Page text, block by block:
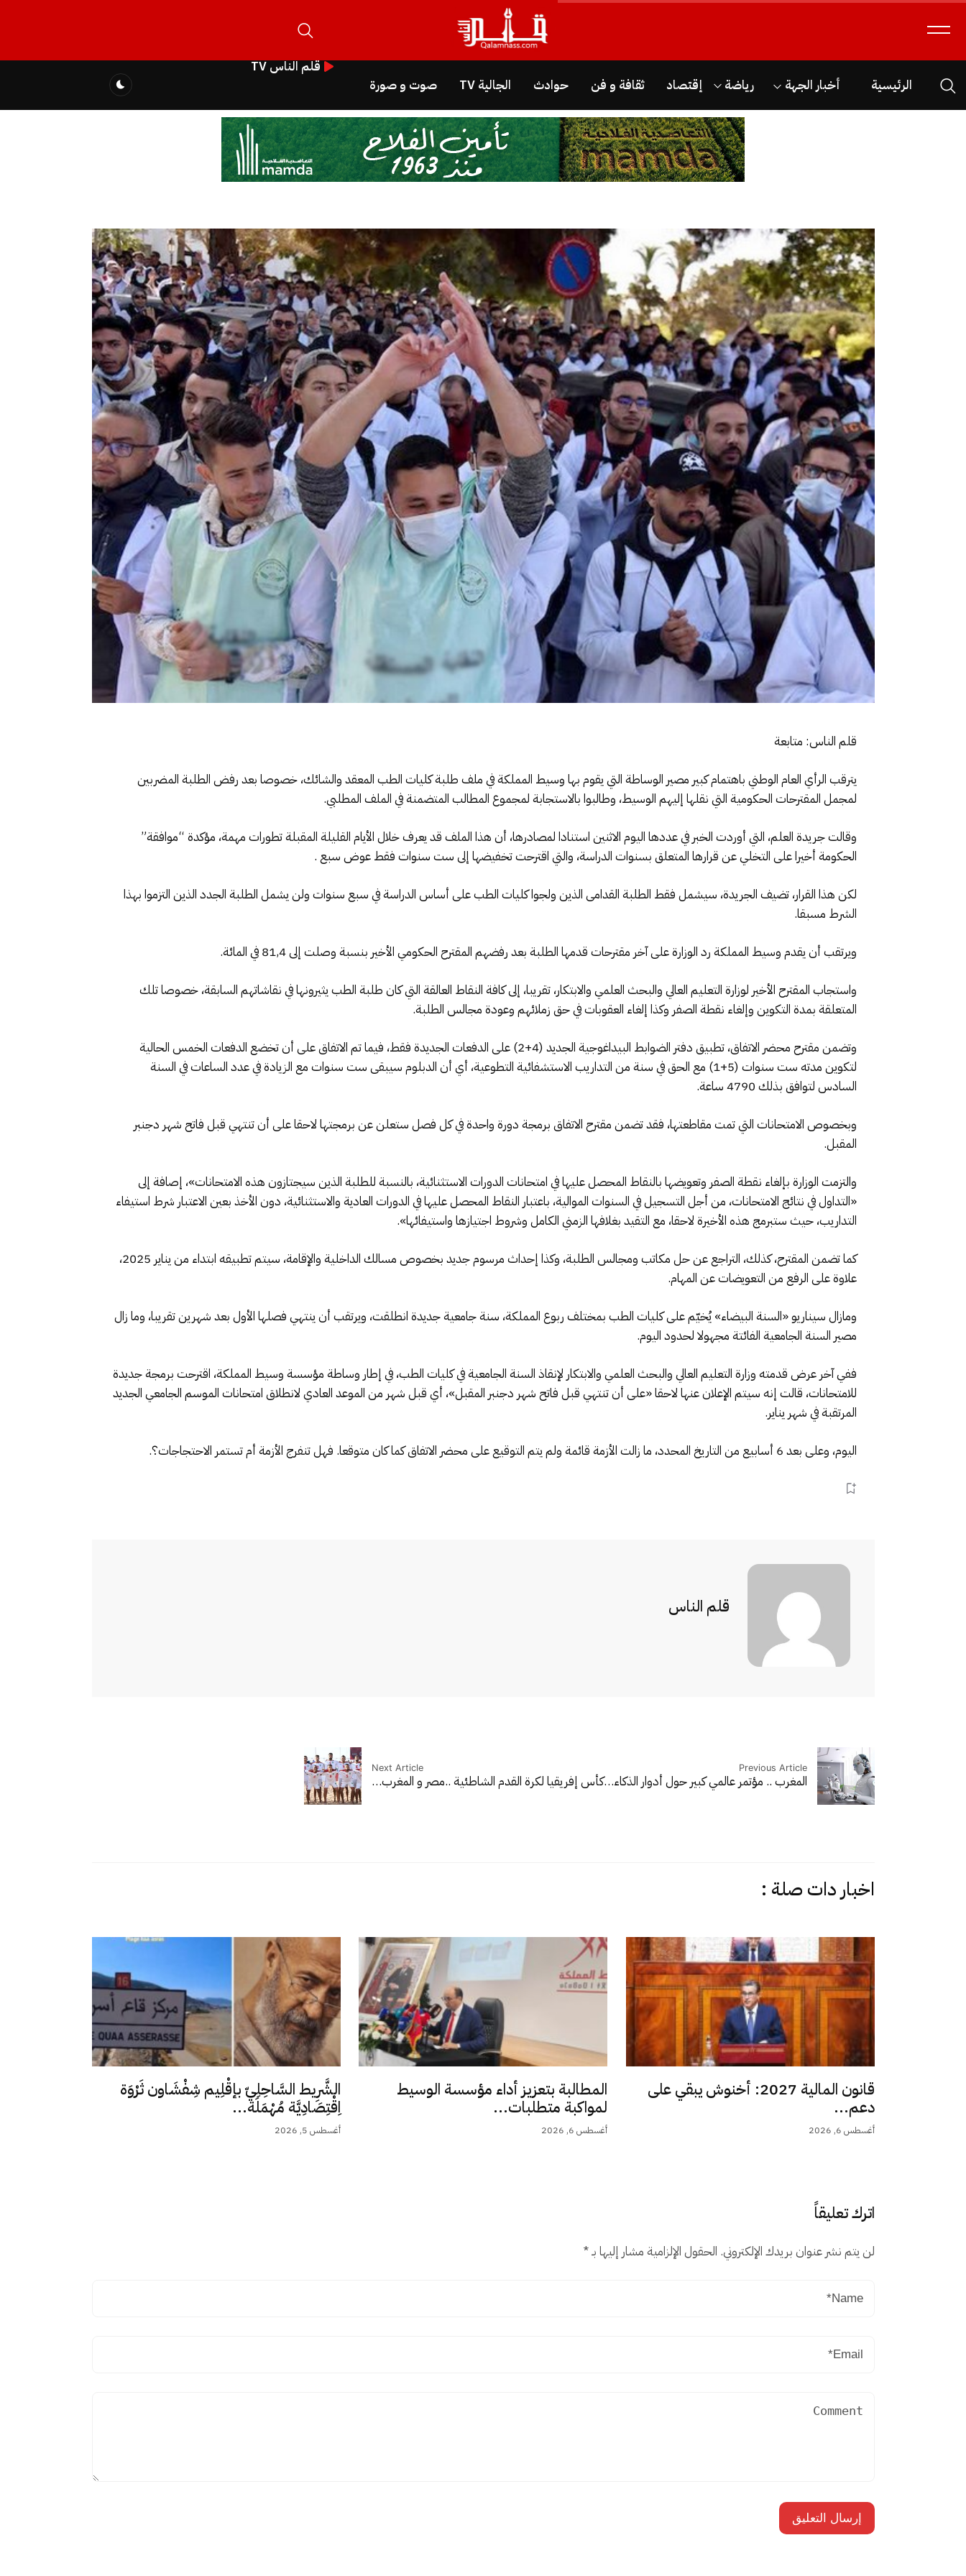
الرئيسية أخبار الجهة رياضة إقتصاد ثقافة و فن حوادث الجالية TV صوت و صورة
قلم الناس TV
قلم الناس: متابعة
يترقب الرأي العام الوطني باهتمام كبير مصير الوساطة التي يقوم بها وسيط المملكة في ملف طلبة كليات الطب المعقد والشائك، خصوصا بعد رفض الطلبة المضربين
لمجمل المقترحات الحكومية التي نقلها إليهم الوسيط، وطالبوا بالاستجابة لمجموع المطالب المتضمنة في الملف المطلبي.
وقالت جريدة العلم، التي أوردت الخبر في عددها اليوم الاثنين استنادا لمصادرها، أن هذا الملف قد يعرف خلال الأيام القليلة المقبلة تطورات مهمة، مؤكدة “موافقة”
الحكومة أخيرا على التخلي عن قرارها المتعلق بسنوات الدراسة، والتي اقترحت تخفيضها إلى ست سنوات فقط عوض سبع .
لكن هذا القرار، تضيف الجريدة، سيشمل فقط الطلبة القدامى الذين ولجوا كليات الطب على أساس الدراسة في سبع سنوات ولن يشمل الطلبة الجدد الذين التزموا بهذا
الشرط مسبقا.
ويرتقب أن يقدم وسيط المملكة رد الوزارة على آخر مقترحات قدمها الطلبة بعد رفضهم المقترح الحكومي الأخير بنسبة وصلت إلى 81,4 في المائة.
واستجاب المقترح الأخير لوزارة التعليم العالي والبحث العلمي والابتكار، تقريبا، إلى كافة النقاط العالقة التي كان طلبة الطب يثيرونها في نقاشاتهم السابقة، خصوصا تلك
المتعلقة بمدة التكوين وإلغاء نقطة الصفر وكذا إلغاء العقوبات في حق زملائهم وعودة مجالس الطلبة.
وتضمن مقترح محضر الاتفاق، تطبيق دفتر الضوابط البيداغوجية الجديد (4+2) على الدفعات الجديدة فقط، فيما تم الاتفاق على أن تخضع الدفعات الخمس الحالية
لتكوين مدته ست سنوات (5+1) مع الحق في سنة من التداريب الاستشفائية التطوعية، أي أن الدبلوم سيبقى ست سنوات مع الزيادة في عدد الساعات في السنة
السادس لتوافق بذلك 4790 ساعة.
وبخصوص الامتحانات التي تمت مقاطعتها، فقد تضمن مقترح الاتفاق برمجة دورة واحدة في كل فصل ستعلن عن برمجتها لاحقا على أن تنتهي قبل فاتح شهر دجنبر
المقبل.
والتزمت الوزارة بإلغاء نقطة الصفر وتعويضها بالنقاط المحصل عليها في امتحانات الدورات الاستثنائية، بالنسبة للطلبة الذين سيجتازون هذه الامتحانات»، إصافة إلى
«التداول في نتائج الامتحانات، من أجل التسجيل في السنوات الموالية، باعتبار النقاط المحصل عليها في الدورات العادية والاستثنائية، دون الأخذ بعين الاعتبار شرط استيفاء
التداريب، حيث ستبرمج هذه الأخيرة لاحقا، مع التقيد بغلافها الزمني الكامل وشروط اجتيازها واستيفائها».
كما تضمن المقترح، كذلك، التراجع عن حل مكاتب ومجالس الطلبة، وكذا إحداث مرسوم جديد بخصوص مسالك الداخلية والإقامة، سيتم تطبيقه ابتداء من يناير 2025،
علاوة على الرفع من التعويضات عن المهام.
ومازال سيناريو «السنة البيضاء» يُخيّم على كليات الطب بمختلف ربوع المملكة، سنة جامعية جديدة انطلقت، ويرتقب أن ينتهي فصلها الأول بعد شهرين تقريبا، وما زال
مصير السنة الجامعية الفائتة مجهولا لحدود اليوم.
ففي آخر عرض قدمته وزارة التعليم العالي والبحث العلمي والابتكار لإنقاذ السنة الجامعية في كليات الطب، في إطار وساطة مؤسسة وسيط المملكة، اقترحت برمجة جديدة
للامتحانات، قالت إنه سيتم الإعلان عنها لاحقا «على أن تنتهي قبل فاتح شهر دجنبر المقبل»، أي قبل شهر من الموعد العادي لانطلاق امتحانات الموسم الجامعي الجديد
المرتقبة في شهر يناير.
اليوم، وعلى بعد 6 أسابيع من التاريخ المحدد، ما زالت الأزمة قائمة ولم يتم التوقيع على محضر الاتفاق كما كان متوقعا. فهل تنفرج الأزمة أم تستمر الاحتجاجات؟.
قلم الناس
Previous Article
المغرب .. مؤتمر عالمي كبير حول أدوار الذكاء…
Next Article
كأس إفريقيا لكرة القدم الشاطئية ..مصر و المغرب…
اخبار دات صلة :
قانون المالية 2027: أخنوش يبقي على
دعم...
أغسطس 6, 2026
المطالبة بتعزيز أداء مؤسسة الوسيط
لمواكبة متطلبات...
أغسطس 6, 2026
الشَّرِيط السَّاحِلِيّ بإقْلِيم شِفْشَاون ثَرْوَة
اِقْتِصَادِيَّة مُهْمَلَة...
أغسطس 5, 2026
اترك تعليقاً
لن يتم نشر عنوان بريدك الإلكتروني. الحقول الإلزامية مشار إليها بـ*